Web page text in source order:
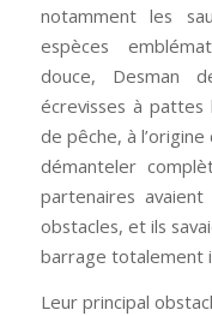
notamment les
espèces
douce, Desman
écrevisses à
de pêche, à
démanteler
partenaires
obstacles, et ils
barrage totalement
Leur principal